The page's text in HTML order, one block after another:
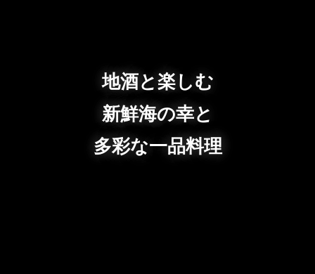
地酒と楽しむ
新鮮海の幸と
多彩な一品料理